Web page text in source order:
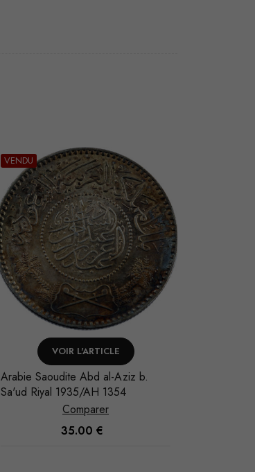
AJOUTER AU PANIER
Arabie Saoudite Abd al-Aziz b.
Sa'ud Riyal 1948/AH 1367
Comparer
35.00 €